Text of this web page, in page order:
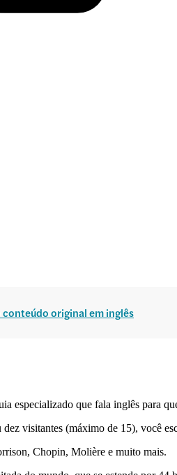
conteúdo original em inglês
que fala inglês para
visitantes (máximo de 15), você
Chopin, Molière e muito mais.